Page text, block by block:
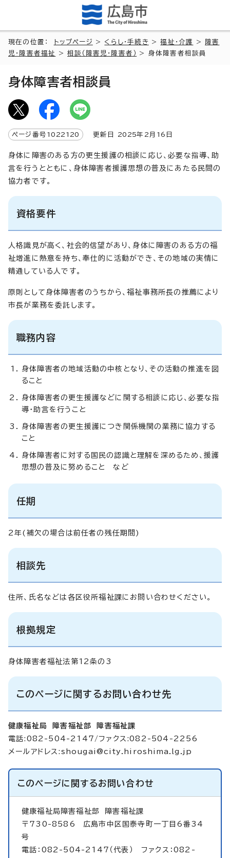
現在の位置： トップページ > くらし・手続き >福祉・介護 >
障害
児・障害者福祉
>相談（障害児・障害者） > 身体障害者相談員
身体障害者相談員
ページ番号 1022120 更新日 2025年2月 16 日
身体に障害のある方の更生援護の相談に応じ、必要な指導、助
言を行うとともに、身体障害者援護思想の普及にあたる民間の
協力者です。
資格要件
人格識見が高く、社会的信望があり、身体に障害のある方の福
祉増進に熱意を持ち、奉仕的に活動ができ、その地域の実情に
精通している人です。
原則として身体障害者のうちから、福祉事務所長の推薦により
市長が業務を委託します。
職務内容
身体障害者の地域活動の中核となり、その活動の推進を図
ること
身体障害者の更生援護などに関する相談に応じ、必要な指
導・助言を行うこと
身体障害者の更生援護につき関係機関の業務に協力する
こと
身体障害者に対する国民の認識と理解を深めるため、援護
思想の普及に努めること など
任期
2年(補欠の場合は前任者の残任期間)
相談先
住所、氏名などは各区役所福祉課にお問い合わせください。
根拠規定
身体障害者福祉法第12条の3
このページに関するお問い合わせ先
健康福祉局 障害福祉部 障害福祉課
電話:082-504-2147/ファクス:082-504-2256
メールアドレス: shougai@city.hiroshima.lg.jp
このページに関するお問い合わせ
健康福祉局障害福祉部
障害福祉課
〒730-8586 広島市中区国泰寺町一丁目6番34
号
電話：082-504-2147（代表） ファクス：082-